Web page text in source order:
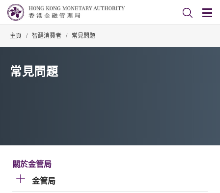
主頁 / 智醒消費者 / 常見問題
常見問題
關於金管局
金管局